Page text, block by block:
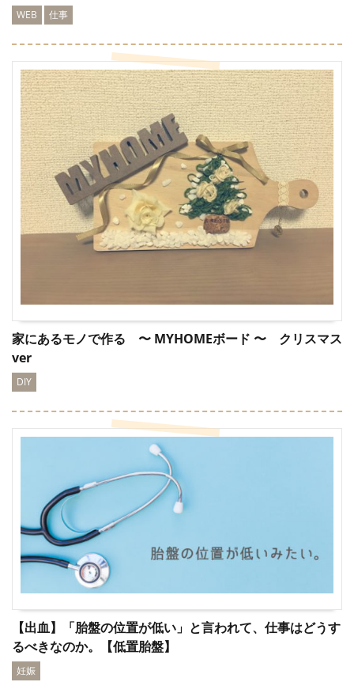
WEB 仕事
家にあるモノで作る 〜 MYHOMEボード 〜 クリスマス
ver
DIY
【出血】「胎盤の位置が低い」と言われて、仕事はどうす
るべきなのか。【低置胎盤】
妊娠